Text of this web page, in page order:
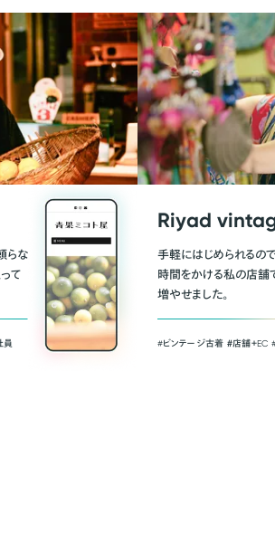
らな
て
員
Riyad
手軽にはじめられるの
時間をかける私の店舗
増やせました。
#ビンテージ古着 ＃店舗＋EC